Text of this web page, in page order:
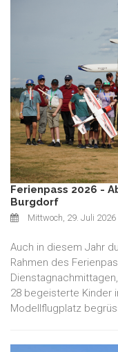
Ferienpass 2026 -
Burgdorf
Mittwoch, 29. Juli 2026
Auch in diesem Jahr
Rahmen des
28 begeisterte Kinder
Modellflugplatz